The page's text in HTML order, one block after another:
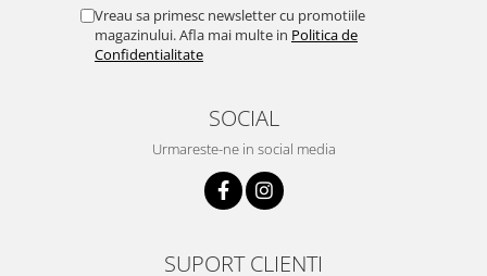
Vreau sa primesc newsletter cu promotiile
magazinului. Afla mai multe in Politica de
Confidentialitate
SOCIAL
Urmareste-ne in social media
SUPORT CLIENTI